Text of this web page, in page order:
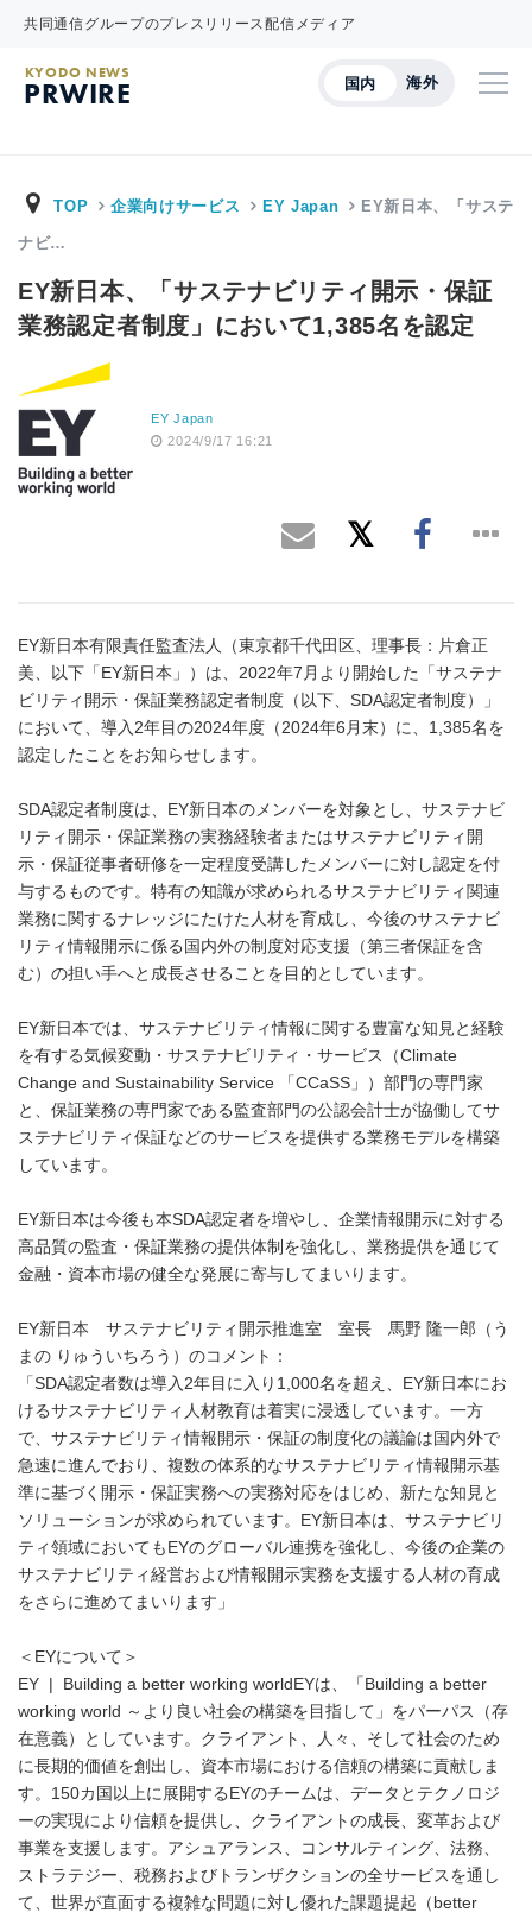
共同通信グループのプレスリリース配信メディア
国内 海外
KYODO NEWS
PRWIRE
TOP 企業向けサービス EY Japan EY新日本、「サステ
ナビ…
EY新日本、「サステナビリティ開示・保証
業務認定者制度」において1,385名を認定
EY Japan
2024/9/17 16:21
EY新日本有限責任監査法人（東京都千代田区、理事長：片倉正
美、以下「EY新日本」）は、2022年7月より開始した「サステナ
ビリティ開示・保証業務認定者制度（以下、SDA認定者制度）」
において、導入2年目の2024年度（2024年6月末）に、1,385名を
認定したことをお知らせします。
SDA認定者制度は、EY新日本のメンバーを対象とし、サステナビ
リティ開示・保証業務の実務経験者またはサステナビリティ開
示・保証従事者研修を一定程度受講したメンバーに対し認定を付
与するものです。特有の知識が求められるサステナビリティ関連
業務に関するナレッジにたけた人材を育成し、今後のサステナビ
リティ情報開示に係る国内外の制度対応支援（第三者保証を含
む）の担い手へと成長させることを目的としています。
EY新日本では、サステナビリティ情報に関する豊富な知見と経験
を有する気候変動・サステナビリティ・サービス（Climate
Change and Sustainability Service 「CCaSS」）部門の専門家
と、保証業務の専門家である監査部門の公認会計士が協働してサ
ステナビリティ保証などのサービスを提供する業務モデルを構築
しています。
EY新日本は今後も本SDA認定者を増やし、企業情報開示に対する
高品質の監査・保証業務の提供体制を強化し、業務提供を通じて
金融・資本市場の健全な発展に寄与してまいります。
EY新日本 サステナビリティ開示推進室 室長 馬野 隆一郎（う
まの りゅういちろう）のコメント：
「SDA認定者数は導入2年目に入り1,000名を超え、EY新日本にお
けるサステナビリティ人材教育は着実に浸透しています。一方
で、サステナビリティ情報開示・保証の制度化の議論は国内外で
急速に進んでおり、複数の体系的なサステナビリティ情報開示基
準に基づく開示・保証実務への実務対応をはじめ、新たな知見と
ソリューションが求められています。EY新日本は、サステナビリ
ティ領域においてもEYのグローバル連携を強化し、今後の企業の
サステナビリティ経営および情報開示実務を支援する人材の育成
をさらに進めてまいります」
＜EYについて＞
EY | Building a better working worldEYは、「Building a better
working world ～より良い社会の構築を目指して」をパーパス（存
在意義）としています。クライアント、人々、そして社会のため
に長期的価値を創出し、資本市場における信頼の構築に貢献しま
す。150カ国以上に展開するEYのチームは、データとテクノロジ
ーの実現により信頼を提供し、クライアントの成長、変革および
事業を支援します。アシュアランス、コンサルティング、法務、
ストラテジー、税務およびトランザクションの全サービスを通し
て、世界が直面する複雑な問題に対し優れた課題提起（better